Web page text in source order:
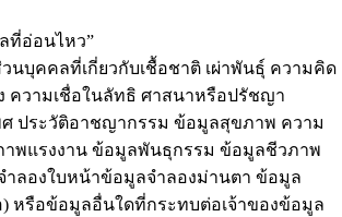
ที่อ่อนไหว”
นบุคคลที่เกี่ยวกับเชื้อชาติ เผ่าพันธุ์ ความคิด
ความเชื่อในลัทธิ ศาสนาหรือปรัชญา
ศ ประวัติอาชญากรรม ข้อมูลสุขภาพ ความ
พแรงงาน ข้อมูลพันธุกรรม ข้อมูลชีวภาพ
ำลองใบหน้าข้อมูลจำลองม่านตา ข้อมูล
หรือข้อมูลอื่นใดที่กระทบต่อเจ้าของข้อมูล